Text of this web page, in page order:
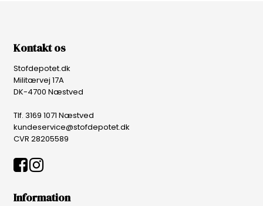
Kontakt os
Stofdepotet.dk
Militærvej 17A
DK-4700 Næstved
Tlf. 3169 1071 Næstved
kundeservice@stofdepotet.dk
CVR 28205589
Information